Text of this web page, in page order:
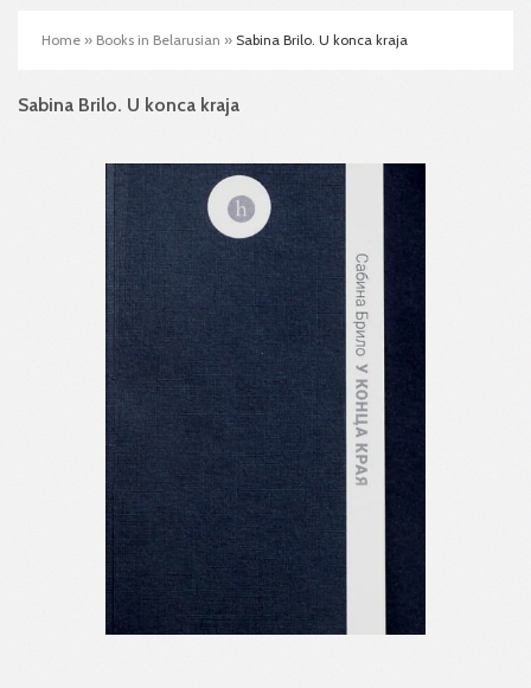
Home » Books in Belarusian » Sabina Brilo. U konca kraja
Sabina Brilo. U konca kraja